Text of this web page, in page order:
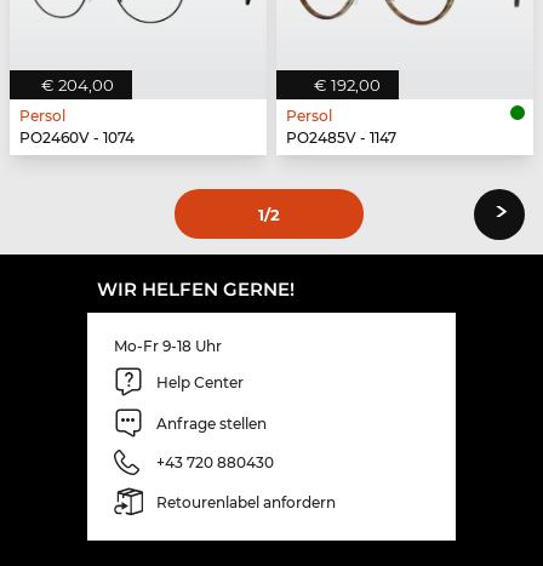
€ 204,00
Persol
PO2460V - 1074
€ 192,00
Persol
PO2485V - 1147
1/2 ›
WIR HELFEN GERNE!
Mo-Fr 9-18 Uhr
Help Center
Anfrage stellen
+43 720 880430
Retourenlabel anfordern